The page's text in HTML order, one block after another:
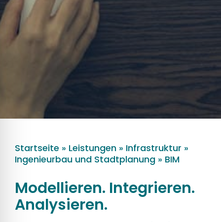
Startseite » Leistungen » Infrastruktur »
Ingenieurbau und Stadtplanung » BIM
Modellieren. Integrieren.
Analysieren.